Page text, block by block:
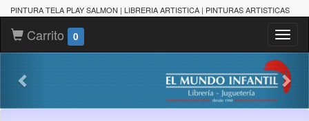
PINTURA TELA PLAY SALMON | LIBRERIA ARTISTICA | PINTURAS ARTISTICAS
Carrito 0